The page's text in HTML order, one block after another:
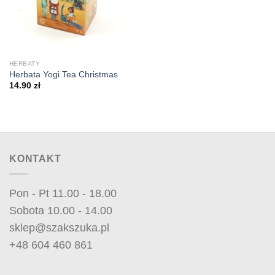
HERBATY
Herbata Yogi Tea Christmas
14.90 zł
KONTAKT
Pon - Pt 11.00 - 18.00
Sobota 10.00 - 14.00
sklep@szakszuka.pl
+48 604 460 861